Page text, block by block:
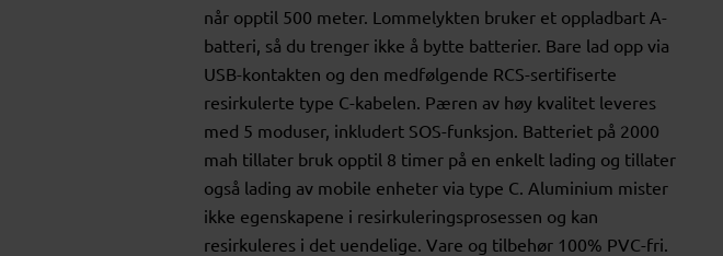
når opptil 500 meter. Lommelykten bruker et oppladbart A-
batteri, så du trenger ikke å bytte batterier. Bare lad opp via
USB-kontakten og den medfølgende RCS-sertifiserte
resirkulerte type C-kabelen. Pæren av høy kvalitet leveres
med 5 moduser, inkludert SOS-funksjon. Batteriet på 2000
mah tillater bruk opptil 8 timer på en enkelt lading og tillater
også lading av mobile enheter via type C. Aluminium mister
ikke egenskapene i resirkuleringsprosessen og kan
resirkuleres i det uendelige. Vare og tilbehør 100% PVC-fri.